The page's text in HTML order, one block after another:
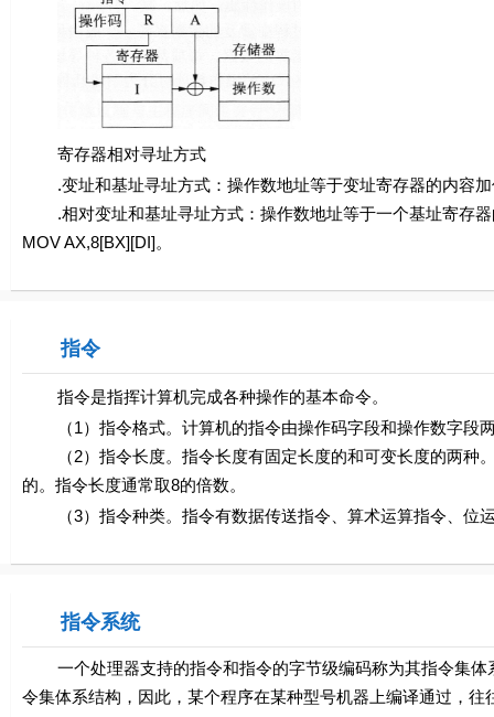
寄存器相对寻址方式
.变址和基址寻址方式：操作数地址等于变址寄存器的内容加
.相对变址和基址寻址方式：操作数地址等于一个基址寄存器
MOV AX,8[BX][DI]。
指令
指令是指挥计算机完成各种操作的基本命令。
（1）指令格式。计算机的指令由操作码字段和操作数字段
（2）指令长度。指令长度有固定长度的和可变长度的两种
的。指令长度通常取8的倍数。
（3）指令种类。指令有数据传送指令、算术运算指令、位
指令系统
一个处理器支持的指令和指令的字节级编码称为其指令集体
令集体系结构，因此，某个程序在某种型号机器上编译通过，往